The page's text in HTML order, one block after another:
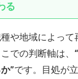
る
や地域によって
での判断軸は、
”です。目処が